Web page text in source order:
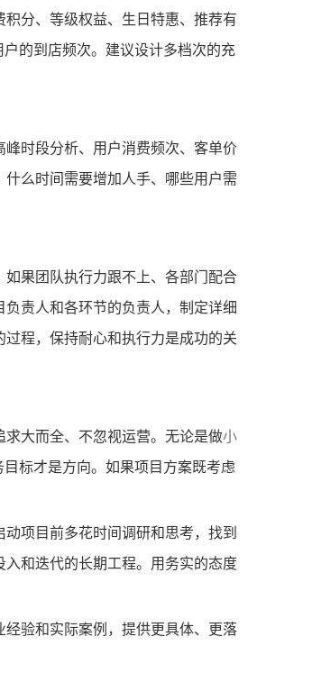
分、等级权益、生日特惠、推荐有
的到店频次。建议设计多档次的充
时段分析、用户消费频次、客单价
么时间需要增加人手、哪些用户需
果团队执行力跟不上、各部门配合
责人和各环节的负责人，制定详细
程，保持耐心和执行力是成功的关
大而全、不忽视运营。无论是做小
标才是方向。如果项目方案既考虑
项目前多花时间调研和思考，找到
和迭代的长期工程。用务实的态度
验和实际案例，提供更具体、更落